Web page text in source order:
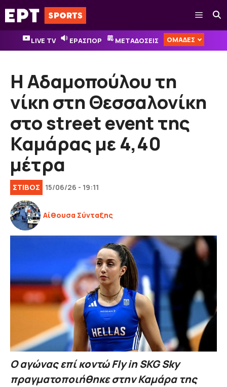
Μετάβαση
σε
περιεχόμενο
Μενού
LIVE TV ΕΡΑΣΠΟΡ ΜΕΤΑΔΟΣΕΙΣ ΟΜΑΔΕΣ
Η Αδαμοπούλου τη
νίκη στη Θεσσαλονίκη
στο street event της
Καμάρας με 4,40
μέτρα
ΣΤΙΒΟΣ 15/06/26 - 19:11
Αίθουσα Σύνταξης
Ο αγώνας επί κοντώ Fly in SKG Sky
πραγματοποιήθηκε στην Καμάρα της